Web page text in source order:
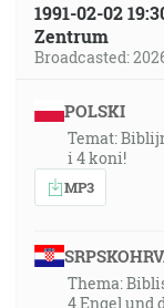
1991-02-02
Zentrum
Broadcasted:
POLSKI
Temat:
i 4 koni!
MP3
Thema:
4 Engel und